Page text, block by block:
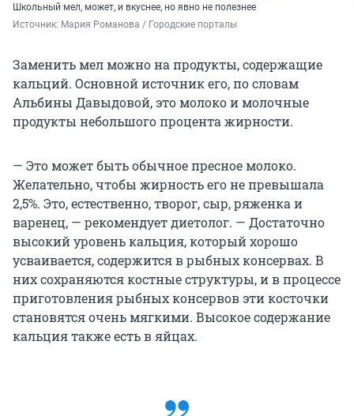
Школьный мел, может, и вкуснее, но явно не полезнее
Источник: Мария Романова / Городские порталы
Заменить мел можно на продукты, содержащие
кальций. Основной источник его, по словам
Альбины Давыдовой, это молоко и молочные
продукты небольшого процента жирности.
— Это может быть обычное пресное молоко.
Желательно, чтобы жирность его не превышала
2,5%. Это, естественно, творог, сыр, ряженка и
варенец, — рекомендует диетолог. — Достаточно
высокий уровень кальция, который хорошо
усваивается, содержится в рыбных консервах. В
них сохраняются костные структуры, и в процессе
приготовления рыбных консервов эти косточки
становятся очень мягкими. Высокое содержание
кальция также есть в яйцах.